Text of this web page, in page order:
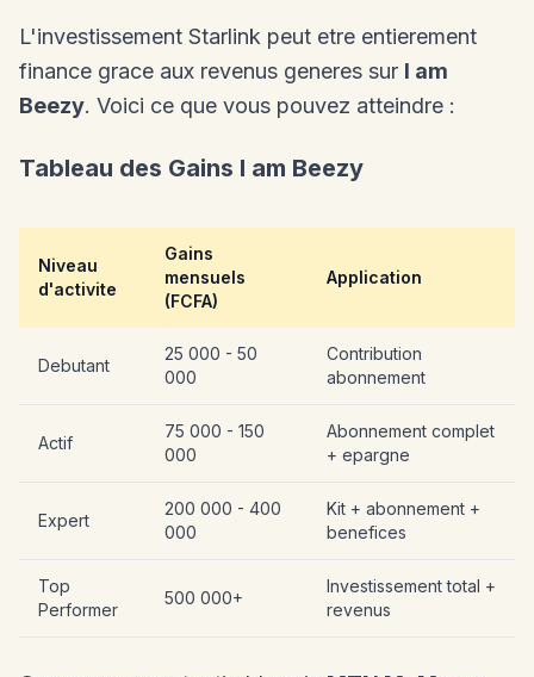
L'investissement Starlink peut etre entierement
finance grace aux revenus generes sur I am
Beezy. Voici ce que vous pouvez atteindre :
Tableau des Gains I am Beezy
Niveau
d'activite
Gains
mensuels
(FCFA)
Application
Debutant
25 000 - 50
000
Contribution
abonnement
Actif
75 000 - 150
000
Abonnement complet
+ epargne
Expert
200 000 - 400
000
Kit + abonnement +
benefices
Top
Performer
500 000+
Investissement total +
revenus